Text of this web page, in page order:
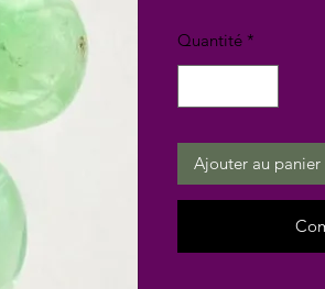
Quantité *
Ajouter au panier